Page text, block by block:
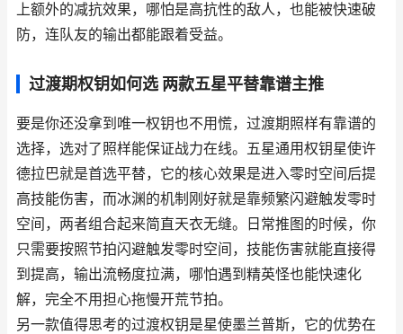
上额外的减抗效果，哪怕是高抗性的敌人，也能被快速破
防，连队友的输出都能跟着受益。
过渡期权钥如何选 两款五星平替靠谱主推
要是你还没拿到唯一权钥也不用慌，过渡期照样有靠谱的
选择，选对了照样能保证战力在线。五星通用权钥星使许
德拉巴就是首选平替，它的核心效果是进入零时空间后提
高技能伤害，而冰渊的机制刚好就是靠频繁闪避触发零时
空间，两者组合起来简直天衣无缝。日常推图的时候，你
只需要按照节拍闪避触发零时空间，技能伤害就能直接得
到提高，输出流畅度拉满，哪怕遇到精英怪也能快速化
解，完全不用担心拖慢开荒节拍。
另一款值得思考的过渡权钥是星使墨兰普斯，它的优势在